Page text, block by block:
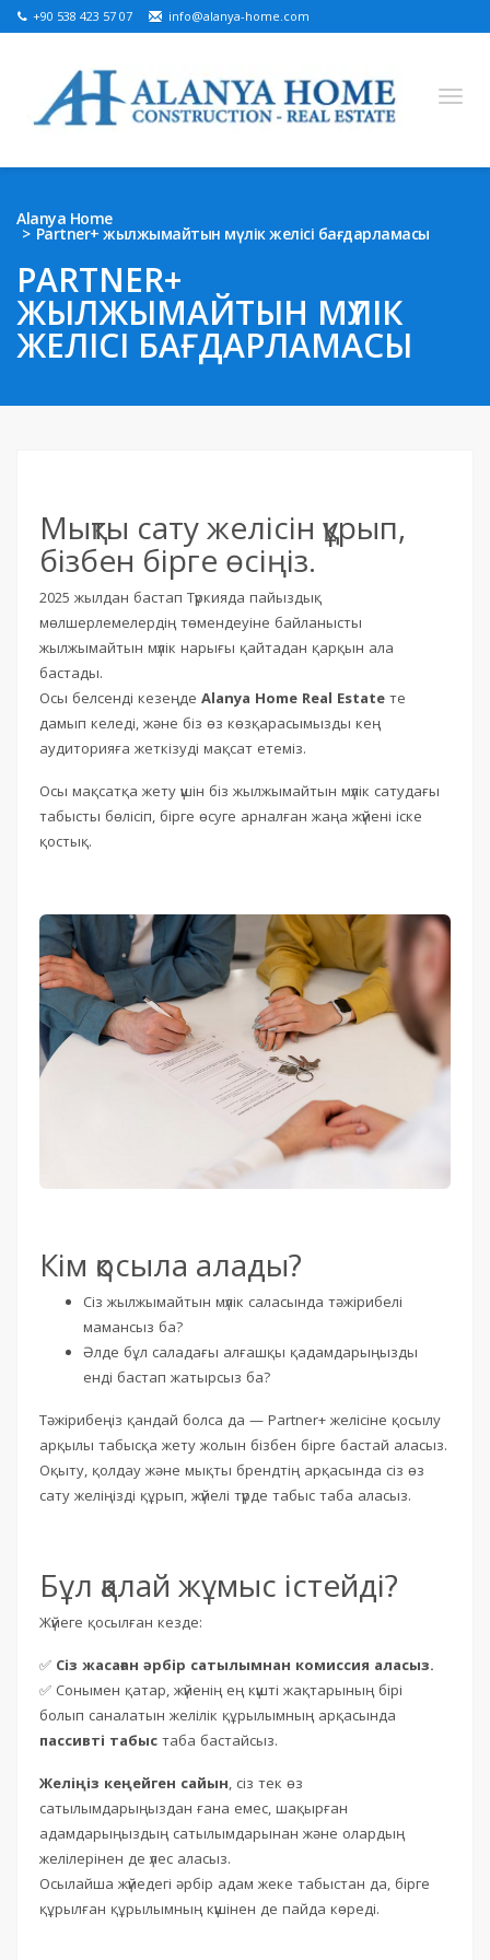
+90 538 423 57 07 info@alanya-home.com
Persian Bosnian French Kazakh
САТУҒА АРНАЛҒАН ЖОБАЛАР
ДАЙЫН СИПАТТАР
Alanya Home
Partner+ жылжымайтын мүлік желісі бағдарламасы
PARTNER+
ЖЫЛЖЫМАЙТЫН МҮЛІК
ЖЕЛІСІ БАҒДАРЛАМАСЫ
Мықты сату желісін құрып,
бізбен бірге өсіңіз.
2025 жылдан бастап Түркияда пайыздық
мөлшерлемелердің төмендеуіне байланысты
жылжымайтын мүлік нарығы қайтадан қарқын ала
бастады.
Осы белсенді кезеңде Alanya Home Real Estate те
дамып келеді, және біз өз көзқарасымызды кең
аудиторияға жеткізуді мақсат етеміз.
Осы мақсатқа жету үшін біз жылжымайтын мүлік сатудағы
табысты бөлісіп, бірге өсуге арналған жаңа жүйені іске
қостық.
Кім қосыла алады?
Сіз жылжымайтын мүлік саласында тәжірибелі
мамансыз ба?
Әлде бұл саладағы алғашқы қадамдарыңызды
енді бастап жатырсыз ба?
Тәжірибеңіз қандай болса да — Partner+ желісіне қосылу
арқылы табысқа жету жолын бізбен бірге бастай аласыз.
Оқыту, қолдау және мықты брендтің арқасында сіз өз
сату желіңізді құрып, жүйелі түрде табыс таба аласыз.
Бұл қалай жұмыс істейді?
Жүйеге қосылған кезде:
✅ Сіз жасаған әрбір сатылымнан комиссия аласыз.
✅ Сонымен қатар, жүйенің ең күшті жақтарының бірі
болып саналатын желілік құрылымның арқасында
пассивті табыс таба бастайсыз.
Желіңіз кеңейген сайын, сіз тек өз
сатылымдарыңыздан ғана емес, шақырған
адамдарыңыздың сатылымдарынан және олардың
желілерінен де үлес аласыз.
Осылайша жүйедегі әрбір адам жеке табыстан да, бірге
құрылған құрылымның күшінен де пайда көреді.